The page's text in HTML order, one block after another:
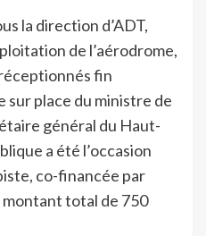
la direction d’ADT,
de l’aérodrome,
fin
sur place du ministre de
général du Haut-
a été l’occasion
co-financée par
montant total de 750